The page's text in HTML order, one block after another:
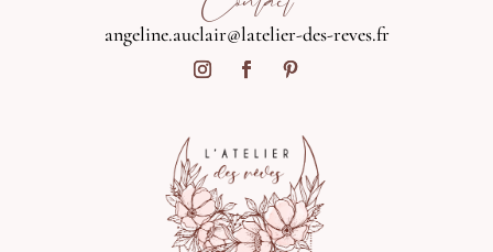
angeline.auclair@latelier-des-reves.fr